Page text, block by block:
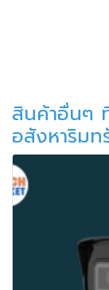
สินค้าอื่นๆ
อสังหาริม